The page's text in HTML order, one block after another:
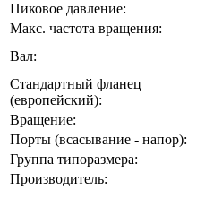
Пиковое давление:
Макс. частота вращения:
Вал:
Стандартный фланец
(европейский):
Вращение:
Порты (всасывание - напор):
Группа типоразмера:
Производитель: